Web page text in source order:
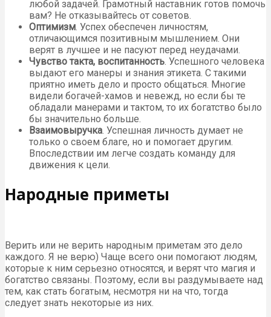
любой задачей. Грамотный наставник готов помочь
вам? Не отказывайтесь от советов.
Оптимизм. Успех обеспечен личностям,
отличающимся позитивным мышлением. Они
верят в лучшее и не пасуют перед неудачами.
Чувство такта, воспитанность. Успешного человека
выдают его манеры и знания этикета. С такими
приятно иметь дело и просто общаться. Многие
видели богачей-хамов и невежд, но если бы те
обладали манерами и тактом, то их богатство было
бы значительно больше.
Взаимовыручка. Успешная личность думает не
только о своем благе, но и помогает другим.
Впоследствии им легче создать команду для
движения к цели.
Народные приметы
Верить или не верить народным приметам это дело
каждого. Я не верю) Чаще всего они помогают людям,
которые к ним серьезно относятся, и верят что магия и
богатство связаны. Поэтому, если вы раздумываете над
тем, как стать богатым, несмотря ни на что, тогда
следует знать некоторые из них.